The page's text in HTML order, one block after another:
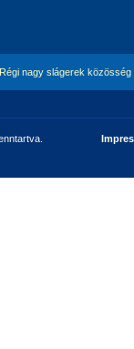
nagy slágerek